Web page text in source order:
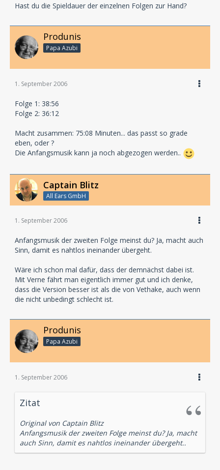
Hast du die Spieldauer der einzelnen Folgen zur Hand?
Produnis
Papa Azubi
1. September 2006
Folge 1: 38:56
Folge 2: 36:12
Macht zusammen: 75:08 Minuten... das passt so grade
eben, oder ?
Die Anfangsmusik kann ja noch abgezogen werden..
Captain Blitz
All Ears GmbH
1. September 2006
Anfangsmusik der zweiten Folge meinst du? Ja, macht auch
Sinn, damit es nahtlos ineinander übergeht.
Wäre ich schon mal dafür, dass der demnächst dabei ist.
Mit Verne fährt man eigentlich immer gut und ich denke,
dass die Version besser ist als die von Vethake, auch wenn
die nicht unbedingt schlecht ist.
Produnis
Papa Azubi
1. September 2006
Zitat
Original von Captain Blitz
Anfangsmusik der zweiten Folge meinst du? Ja, macht
auch Sinn, damit es nahtlos ineinander übergeht..